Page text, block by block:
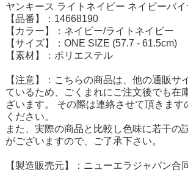
ヤンキース ライトネイビー ネイビーバイ
【品番】：14668190
【カラー】：ネイビー/ライトネイビー
【サイズ】：ONE SIZE (57.7 - 61.5cm)
【素材】：ポリエステル
【注意】：こちらの商品は、他の通販サ
ているため、ごくまれにご注文後でも在
ざいます。 その際は連絡させて頂きます
ください。
また、実際の商品と比較し色味に若干の
がございますので、ご了承下さい。
【製造販売元】：ニューエラジャパン合